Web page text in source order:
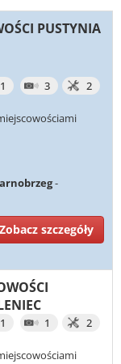
PUSTYNIA
1 3 2
-
Zobacz szczegóły
1 1 2